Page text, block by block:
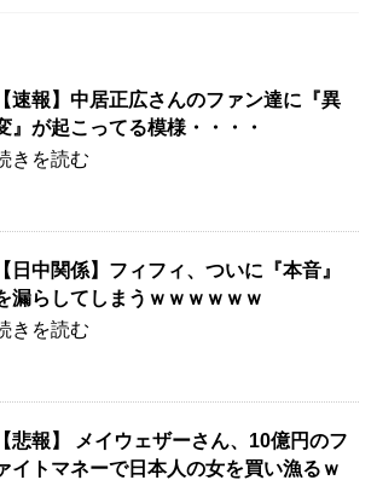
【速報】中居正広さんのファン達に『異
』が起こってる模様・・・・
きを読む
【日中関係】フィフィ、ついに『本音』
漏らしてしまうｗｗｗｗｗｗ
きを読む
【悲報】 メイウェザーさん、10億円のフ
イトマネーで日本人の女を買い漁るｗ